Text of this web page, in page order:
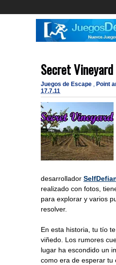
Secret Vineyard
Juegos de Escape , Point
17.7.11
desarrollador
realizado con fotos,
para explorar y varios
resolver.
En esta historia, tu tío
viñedo. Los rumores
lugar ha escondido un
como era de esperar tu